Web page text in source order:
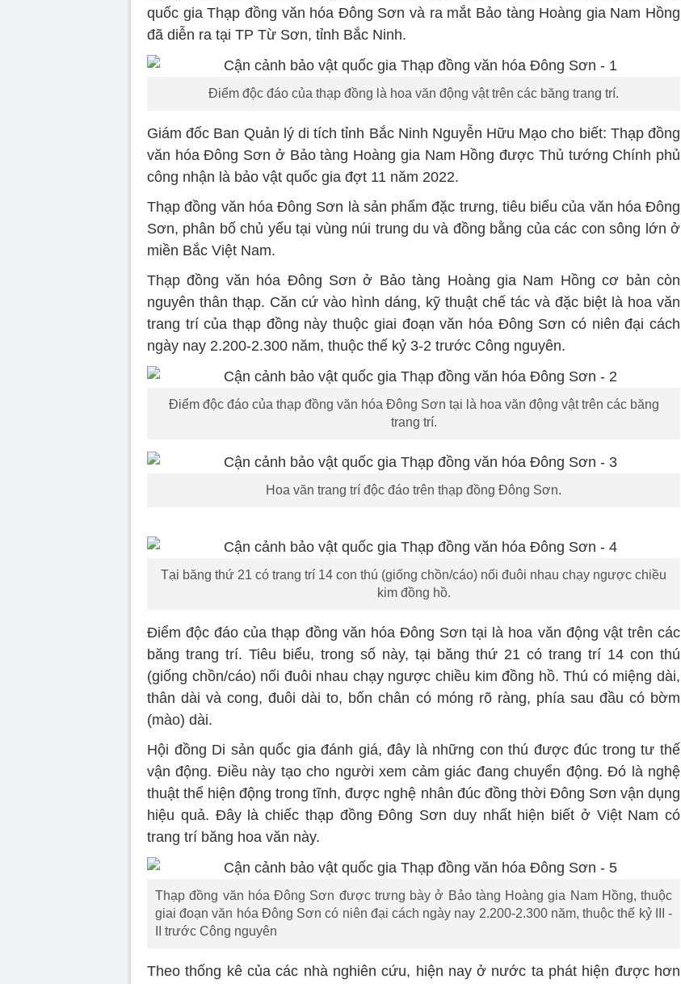
quốc gia Thạp đồng văn hóa Đông Sơn và ra mắt Bảo tàng Hoàng gia Nam Hồng
đã diễn ra tại TP Từ Sơn, tỉnh Bắc Ninh.
Điểm độc đáo của thạp đồng là hoa văn động vật trên các băng trang trí.
Giám đốc Ban Quản lý di tích tỉnh Bắc Ninh Nguyễn Hữu Mạo cho biết: Thạp đồng
văn hóa Đông Sơn ở Bảo tàng Hoàng gia Nam Hồng được Thủ tướng Chính phủ
công nhận là bảo vật quốc gia đợt 11 năm 2022.
Thạp đồng văn hóa Đông Sơn là sản phẩm đặc trưng, tiêu biểu của văn hóa Đông
Sơn, phân bố chủ yếu tại vùng núi trung du và đồng bằng của các con sông lớn ở
miền Bắc Việt Nam.
Thạp đồng văn hóa Đông Sơn ở Bảo tàng Hoàng gia Nam Hồng cơ bản còn
nguyên thân thạp. Căn cứ vào hình dáng, kỹ thuật chế tác và đặc biệt là hoa văn
trang trí của thạp đồng này thuộc giai đoạn văn hóa Đông Sơn có niên đại cách
ngày nay 2.200-2.300 năm, thuộc thế kỷ 3-2 trước Công nguyên.
Điểm độc đáo của thạp đồng văn hóa Đông Sơn tại là hoa văn động vật trên các băng
trang trí.
Hoa văn trang trí độc đáo trên thạp đồng Đông Sơn.
Tại băng thứ 21 có trang trí 14 con thú (giống chồn/cáo) nối đuôi nhau chạy ngược chiều
kim đồng hồ.
Điểm độc đáo của thạp đồng văn hóa Đông Sơn tại là hoa văn động vật trên các
băng trang trí. Tiêu biểu, trong số này, tại băng thứ 21 có trang trí 14 con thú
(giống chồn/cáo) nối đuôi nhau chạy ngược chiều kim đồng hồ. Thú có miệng dài,
thân dài và cong, đuôi dài to, bốn chân có móng rõ ràng, phía sau đầu có bờm
(mào) dài.
Hội đồng Di sản quốc gia đánh giá, đây là những con thú được đúc trong tư thế
vận động. Điều này tạo cho người xem cảm giác đang chuyển động. Đó là nghệ
thuật thể hiện động trong tĩnh, được nghệ nhân đúc đồng thời Đông Sơn vận dụng
hiệu quả. Đây là chiếc thạp đồng Đông Sơn duy nhất hiện biết ở Việt Nam có
trang trí băng hoa văn này.
Thạp đồng văn hóa Đông Sơn được trưng bày ở Bảo tàng Hoàng gia Nam Hồng, thuộc
giai đoạn văn hóa Đông Sơn có niên đại cách ngày nay 2.200-2.300 năm, thuộc thế kỷ III -
II trước Công nguyên
Theo thống kê của các nhà nghiên cứu, hiện nay ở nước ta phát hiện được hơn